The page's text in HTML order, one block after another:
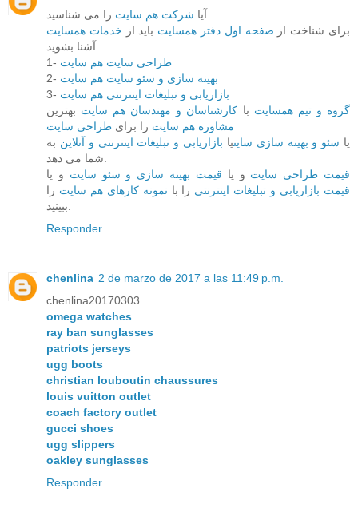
آیا شرکت هم سایت
را می شناسید.
برای شناخت از صفحه اول دفتر همسایت باید از خدمات همسایت
آشنا بشوید
1- طراحی سایت هم سایت
2- بهینه سازی و سئو سایت هم سایت
3- بازاریابی و تبلیغات اینترنتی هم سایت
گروه و تیم همسایت با کارشناسان و مهندسان هم سایت بهترین
مشاوره هم سایت را برای طراحی سایت
یا سئو و بهینه سازی سایتیا بازاریابی و تبلیغات اینترنتی و آنلاین به
شما می دهد.
قیمت طراحی سایت و یا قیمت بهینه سازی و سئو سایت و یا
قیمت بازاریابی و تبلیغات اینترنتی را با نمونه کارهای هم سایت را
ببینید.
Responder
chenlina 2 de marzo de 2017 a las 11:49 p.m.
chenlina20170303
omega watches
ray ban sunglasses
patriots jerseys
ugg boots
christian louboutin chaussures
louis vuitton outlet
coach factory outlet
gucci shoes
ugg slippers
oakley sunglasses
Responder